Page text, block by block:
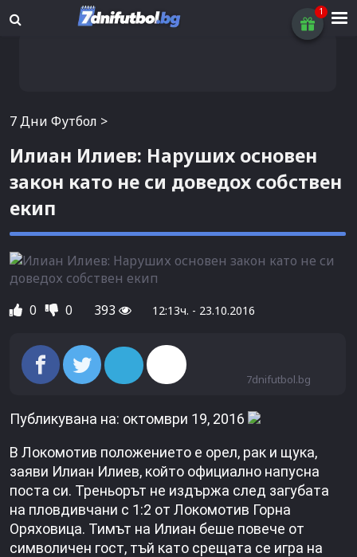
7 Дни Футбол >
Илиан Илиев: Наруших основен
закон като не си доведох собствен
екип
0 0 393 12:13ч. - 23.10.2016
7dnifutbol.bg
Публикувана на: октомври 19, 2016
В Локомотив положението е орел, рак и щука,
заяви Илиан Илиев, който официално напусна
поста си. Треньорът не издържа след загубата
на пловдивчани с 1:2 от Локомотив Горна
Оряховица. Тимът на Илиан беше повече от
символичен гост, тъй като срещата се игра на